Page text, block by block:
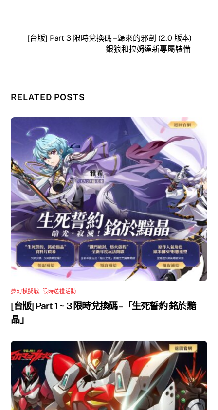
[台版] Part 3 限時兌換碼 – 歸來的邪劍 (2.0 版本)
銀狼和拉姆達新專屬裝備
RELATED POSTS
夢幻模擬戰 限時送禮活動
[台版] Part 1 ~ 3 限時兌換碼 –「生死誓約 銘於黯
晶」